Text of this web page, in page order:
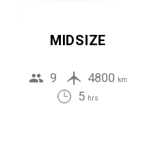
MIDSIZE
9 4800 km
5 hrs